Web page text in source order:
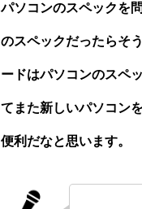
パソコンのスペックを
のスペックだったらそ
ードはパソコンのスペ
てまた新しいパソコン
便利だなと思います。